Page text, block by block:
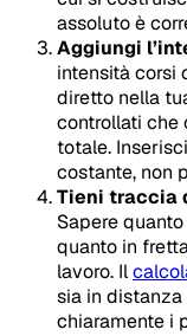
assoluto è
Aggiungi
intensità corsi
diretto nella
controllati che
totale.
costante, non
Tieni traccia
Sapere
quanto in
lavoro. Il
sia in distanza
chiaramente i